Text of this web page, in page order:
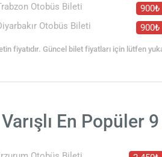
Otobüs Bileti 900₺
Otobüs Bileti 900₺
fiyatıdır. Güncel bilet fiyatları için lütfen
En Popüler